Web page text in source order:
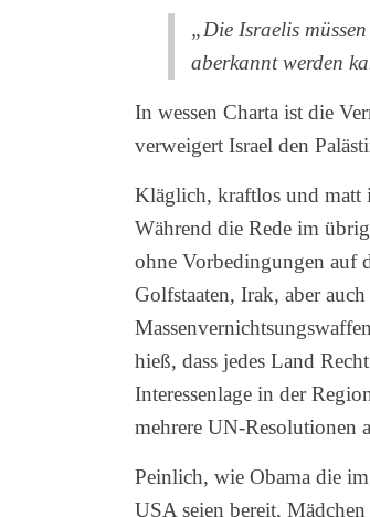
„Die Israelis
aberkannt werden
In wessen Charta ist die
verweigert Israel den
Kläglich, kraftlos und matt
Während die Rede im
ohne Vorbedingungen auf
Golfstaaten, Irak, aber
hieß, dass jedes Land
Interessenlage in der
mehrere UN-Resolutionen
Peinlich, wie Obama die
USA seien bereit,